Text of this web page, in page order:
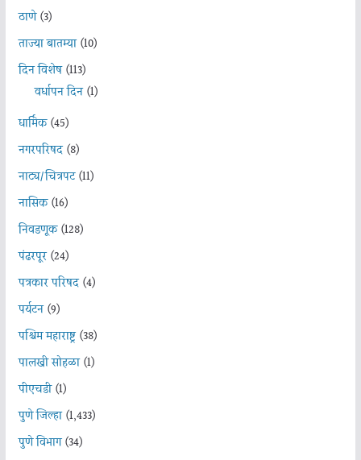
ठाणे(3)
ताज्या बातम्या(10)
दिन विशेष(113)
वर्धापन दिन(1)
धार्मिक(45)
नगरपरिषद(8)
नाट्य/चित्रपट(11)
नासिक(16)
निवडणूक(128)
पंढरपूर(24)
पत्रकार परिषद(4)
पर्यटन(9)
पश्चिम महाराष्ट्र(38)
पालखी सोहळा(1)
पीएचडी(1)
पुणे जिल्हा(1,433)
पुणे विभाग(34)